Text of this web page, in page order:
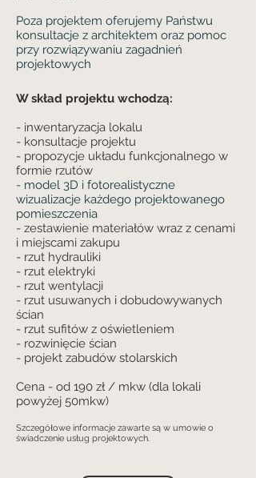
Poza projektem oferujemy Państwu
konsultacje z architektem oraz pomoc
przy rozwiązywaniu zagadnień
projektowych ​
W skład projektu wchodzą:
- inwentaryzacja lokalu
- konsultacje projektu
- propozycje układu funkcjonalnego w
formie rzutów
- model 3D i fotorealistyczne
wizualizacje każdego projektowanego
pomieszczenia
- zestawienie materiałów wraz z cenami
i miejscami zakupu
- rzut hydrauliki
- rzut elektryki
- rzut wentylacji
- rzut usuwanych i dobudowywanych
ścian
- rzut sufitów z oświetleniem
- rozwinięcie ścian
- projekt zabudów stolarskich
Cena - od 190 zł / mkw (dla lokali
powyżej 50mkw)
Szczegółowe informacje zawarte są w umowie o
świadczenie usług projektowych.